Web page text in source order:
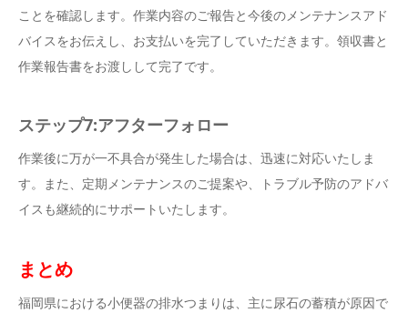
ことを確認します。作業内容のご報告と今後のメンテナンスアド
バイスをお伝えし、お支払いを完了していただきます。領収書と
作業報告書をお渡しして完了です。
ステップ7:アフターフォロー
作業後に万が一不具合が発生した場合は、迅速に対応いたしま
す。また、定期メンテナンスのご提案や、トラブル予防のアドバ
イスも継続的にサポートいたします。
まとめ
福岡県における小便器の排水つまりは、主に尿石の蓄積が原因で